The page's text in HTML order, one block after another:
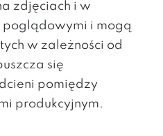
zdjęciach i w
poglądowymi i mogą
w zależności od
się
pomiędzy
produkcyjnym.